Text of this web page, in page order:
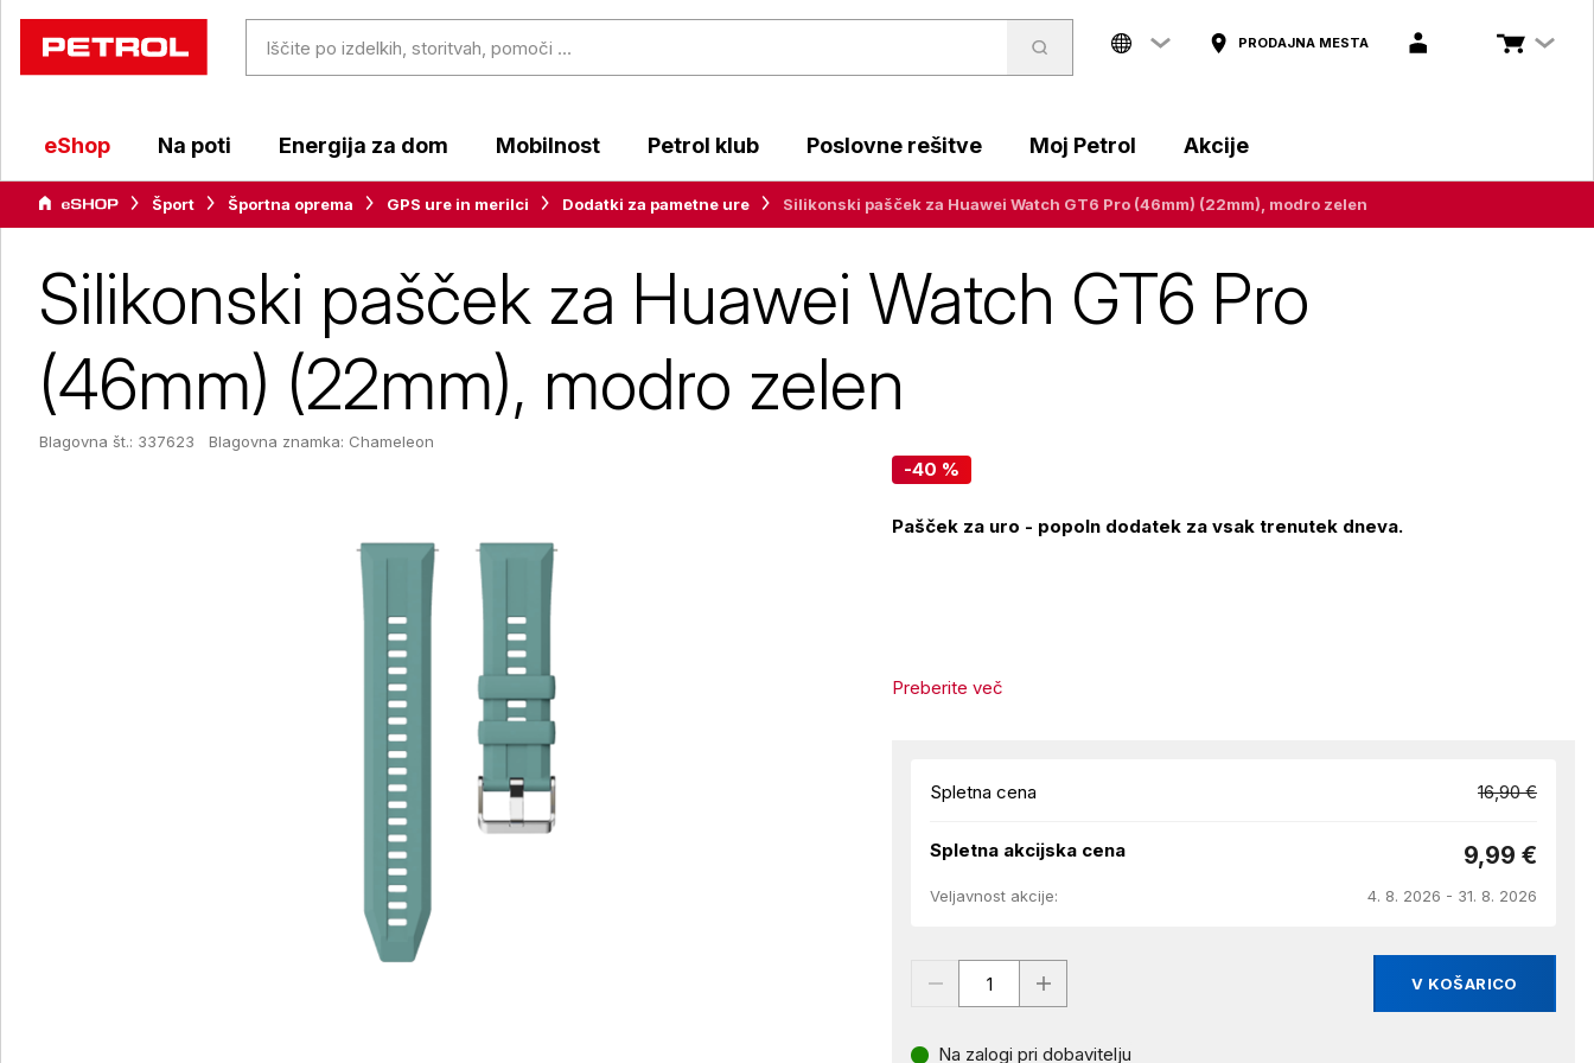
PRODAJNA MESTA
eShop Na poti Energija za dom Mobilnost Petrol klub Poslovne rešitve Moj Petrol Akcije
Šport Športna oprema GPS ure in merilci Dodatki za pametne ure Silikonski pašček za Huawei Watch GT6 Pro (46mm) (22mm), modro zelen
Silikonski pašček za Huawei Watch GT6 Pro
(46mm) (22mm), modro zelen
Blagovna št.: 337623 Blagovna znamka: Chameleon
-40 %
Pašček za uro - popoln dodatek za vsak trenutek dneva.
Preberite več
Spletna cena 16,90 €
Spletna akcijska cena 9,99 €
Veljavnost akcije: 4. 8. 2026 - 31. 8. 2026
V KOŠARICO
Na zalogi pri dobavitelju